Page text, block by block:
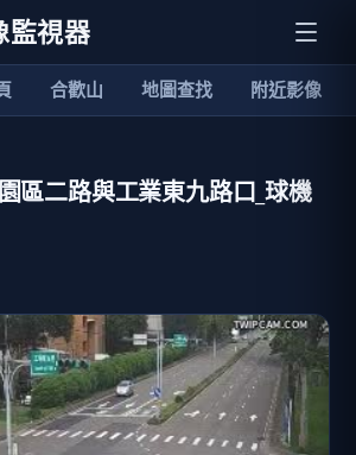
監視器
合歡山 地圖查找 附近影像
區二路與工業東九路口_球機